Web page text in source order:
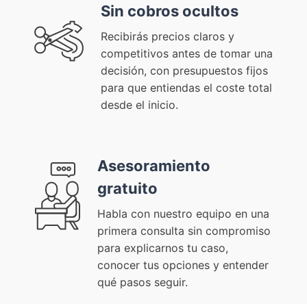
Sin cobros ocultos
Recibirás precios claros y
competitivos antes de tomar una
decisión, con presupuestos fijos
para que entiendas el coste total
desde el inicio.
Asesoramiento
gratuito
Habla con nuestro equipo en una
primera consulta sin compromiso
para explicarnos tu caso,
conocer tus opciones y entender
qué pasos seguir.